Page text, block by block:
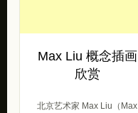
Max Liu 概念插画
欣赏
北京艺术家 Max Liu（Max